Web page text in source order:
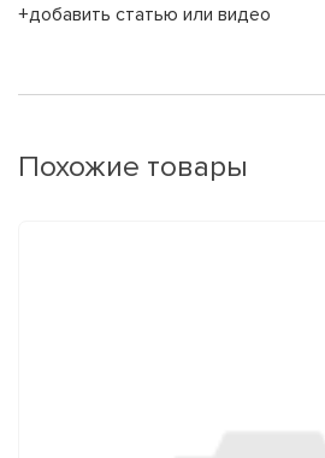
+добавить статью или видео
Похожие товары